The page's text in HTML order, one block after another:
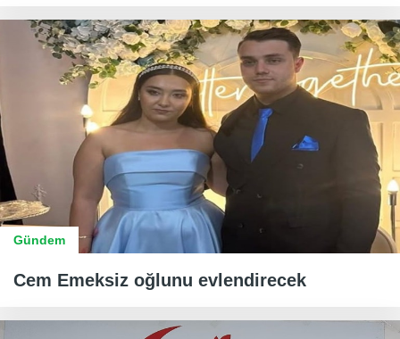
Gündem
Cem Emeksiz oğlunu evlendirecek